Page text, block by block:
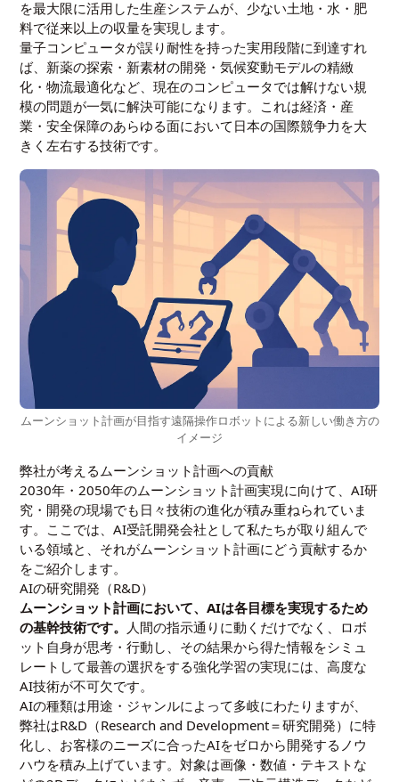
を最大限に活用した生産システムが、少ない土地・水・肥
料で従来以上の収量を実現します。
量子コンピュータが誤り耐性を持った実用段階に到達すれ
ば、新薬の探索・新素材の開発・気候変動モデルの精緻
化・物流最適化など、現在のコンピュータでは解けない規
模の問題が一気に解決可能になります。これは経済・産
業・安全保障のあらゆる面において日本の国際競争力を大
きく左右する技術です。
ムーンショット計画が目指す遠隔操作ロボットによる新しい働き方の
イメージ
弊社が考えるムーンショット計画への貢献
2030年・2050年のムーンショット計画実現に向けて、AI研
究・開発の現場でも日々技術の進化が積み重ねられていま
す。ここでは、AI受託開発会社として私たちが取り組んで
いる領域と、それがムーンショット計画にどう貢献するか
をご紹介します。
AIの研究開発（R&D）
ムーンショット計画において、AIは各目標を実現するため
の基幹技術です。 人間の指示通りに動くだけでなく、ロボ
ット自身が思考・行動し、その結果から得た情報をシミュ
レートして最善の選択をする強化学習の実現には、高度な
AI技術が不可欠です。
AIの種類は用途・ジャンルによって多岐にわたりますが、
弊社はR&D（Research and Development＝研究開発）に特
化し、お客様のニーズに合ったAIをゼロから開発するノウ
ハウを積み上げています。対象は画像・数値・テキストな